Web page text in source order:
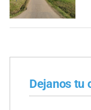
Dejanos tu